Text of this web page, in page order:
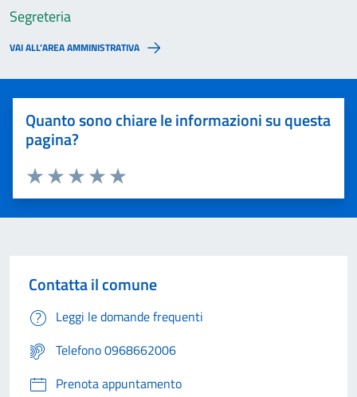
Segreteria
VAI ALL’AREA AMMINISTRATIVA
Quanto sono chiare le informazioni su questa
pagina?
Valuta 5 stelle su 5
Valuta 4 stelle su 5
Valuta 3 stelle su 5
Valuta 2 stelle su 5
Valuta 1 stelle su 5
Contatta il comune
Leggi le domande frequenti
Telefono 0968662006
Prenota appuntamento